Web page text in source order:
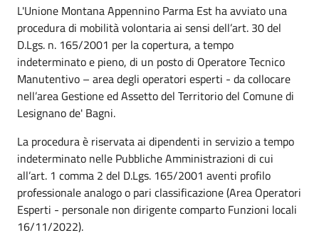
L'Unione Montana Appennino Parma Est ha avviato una
procedura di mobilità volontaria ai sensi dell’art. 30 del
D.Lgs. n. 165/2001 per la copertura, a tempo
indeterminato e pieno, di un posto di Operatore Tecnico
Manutentivo – area degli operatori esperti - da collocare
nell’area Gestione ed Assetto del Territorio del Comune di
Lesignano de' Bagni.
La procedura è riservata ai dipendenti in servizio a tempo
indeterminato nelle Pubbliche Amministrazioni di cui
all’art. 1 comma 2 del D.Lgs. 165/2001 aventi profilo
professionale analogo o pari classificazione (Area Operatori
Esperti - personale non dirigente comparto Funzioni locali
16/11/2022).